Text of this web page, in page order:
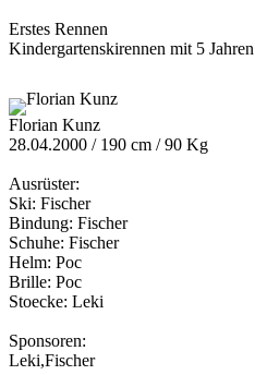
Erstes Rennen
Kindergartenskirennen mit 5 Jahren
Florian Kunz
28.04.2000 / 190 cm / 90 Kg
Ausrüster:
Ski: Fischer
Bindung: Fischer
Schuhe: Fischer
Helm: Poc
Brille: Poc
Stoecke: Leki
Sponsoren:
Leki,Fischer